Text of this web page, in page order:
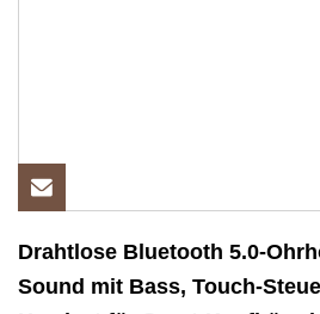
Drahtlose Bluetooth 5.0-
Sound mit Bass, Touch-